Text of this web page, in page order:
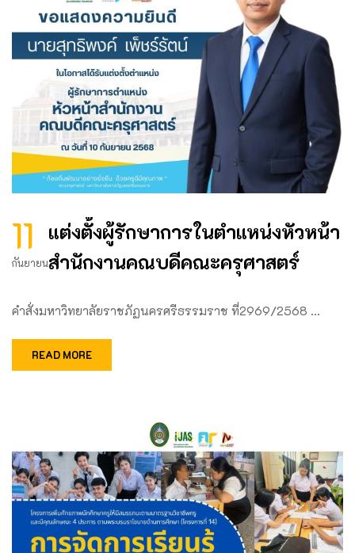
11
กันยายน
แต่งตั้งผู้รักษาการในตำแหน่งหัวหน้า
สำนักงานคณบดีคณะครุศาสตร์
คำสั่งมหาวิทยาลัยราชภัฏนครศรีธรรมราช ที่2969/2568 …
READ MORE